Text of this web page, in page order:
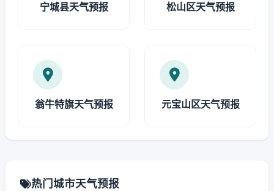
宁城县天气预报 松山区天气预报
翁牛特旗天气预报 元宝山区天气预报
热门城市天气预报